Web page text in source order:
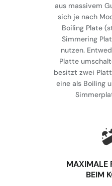
aus massivem
sich je nach
Boiling Plate
Simmering
nutzen.
Platte
besitzt zwei
eine als Boiling
MAXIMALE
BEIM